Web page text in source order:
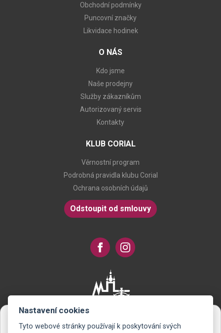
Obchodní podmínky
Puncovní značky
Likvidace hodinek
O NÁS
Kdo jsme
Naše prodejny
Služby zákazníkům
Autorizovaný servis
Kontakty
KLUB CORIAL
Věrnostní program
Podrobná pravidla klubu Corial
Ochrana osobních údajů
Odstoupit od smlouvy
Nastavení cookies
Tyto webové stránky používají k poskytování svých